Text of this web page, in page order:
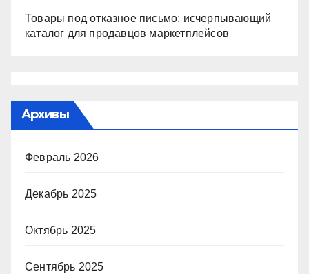
Товары под отказное письмо: исчерпывающий
каталог для продавцов маркетплейсов
Архивы
Февраль 2026
Декабрь 2025
Октябрь 2025
Сентябрь 2025